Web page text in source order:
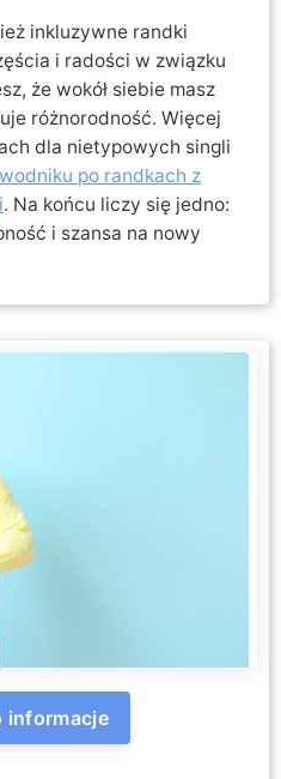
inkluzywne randki
i radości w związku
że wokół siebie masz
różnorodność. Więcej
dla nietypowych singli
po randkach z
. Na końcu liczy się jedno:
i szansa na nowy
informacje